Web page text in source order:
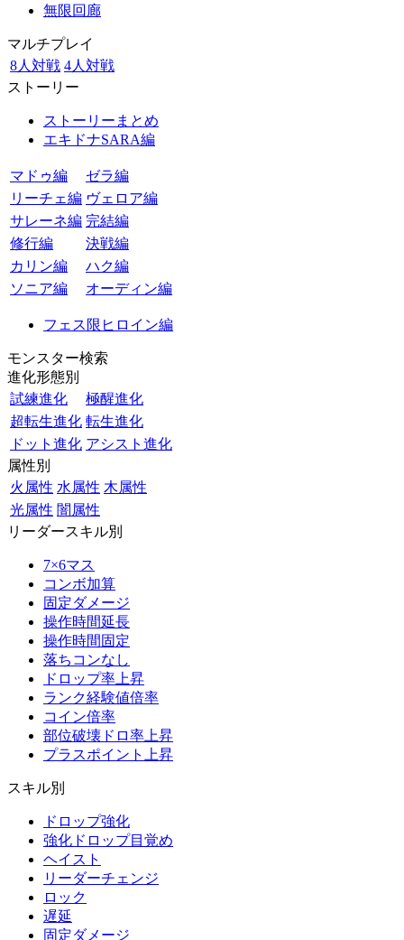
無限回廊
マルチプレイ
8人対戦 4人対戦
ストーリー
ストーリーまとめ
エキドナSARA編
マドゥ編
ゼラ編
リーチェ編 ヴェロア編
サレーネ編 完結編
修行編
決戦編
カリン編
ハク編
ソニア編
オーディン編
フェス限ヒロイン編
モンスター検索
進化形態別
試練進化
極醒進化
超転生進化 転生進化
ドット進化 アシスト進化
属性別
火属性 水属性 木属性
光属性 闇属性
リーダースキル別
7×6マス
コンボ加算
固定ダメージ
操作時間延長
操作時間固定
落ちコンなし
ドロップ率上昇
ランク経験値倍率
コイン倍率
部位破壊ドロ率上昇
プラスポイント上昇
スキル別
ドロップ強化
強化ドロップ目覚め
ヘイスト
リーダーチェンジ
ロック
遅延
固定ダメージ